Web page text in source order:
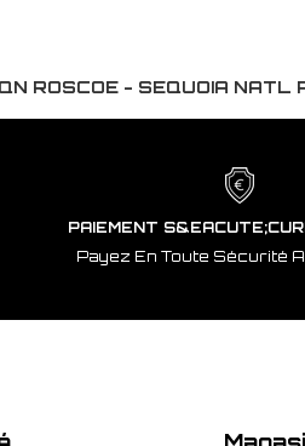
ROSCOE - SEQUOIA
PAIEMENT
Payez En Toute Sécurité